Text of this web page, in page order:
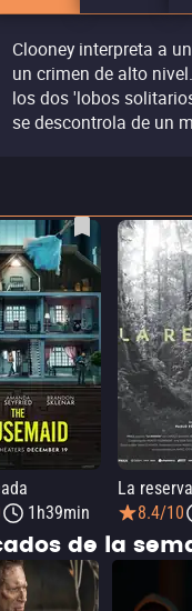
Clooney interpreta a
un crimen de alto
los dos 'lobos
se descontrola de un
1h39min
La reserva
8.4/10
de la